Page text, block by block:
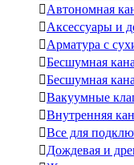
Автономная
Аксессуары и
Арматура с
Бесшумная
Бесшумная
Вакуумные
Внутренняя
Все для
Дождевая и